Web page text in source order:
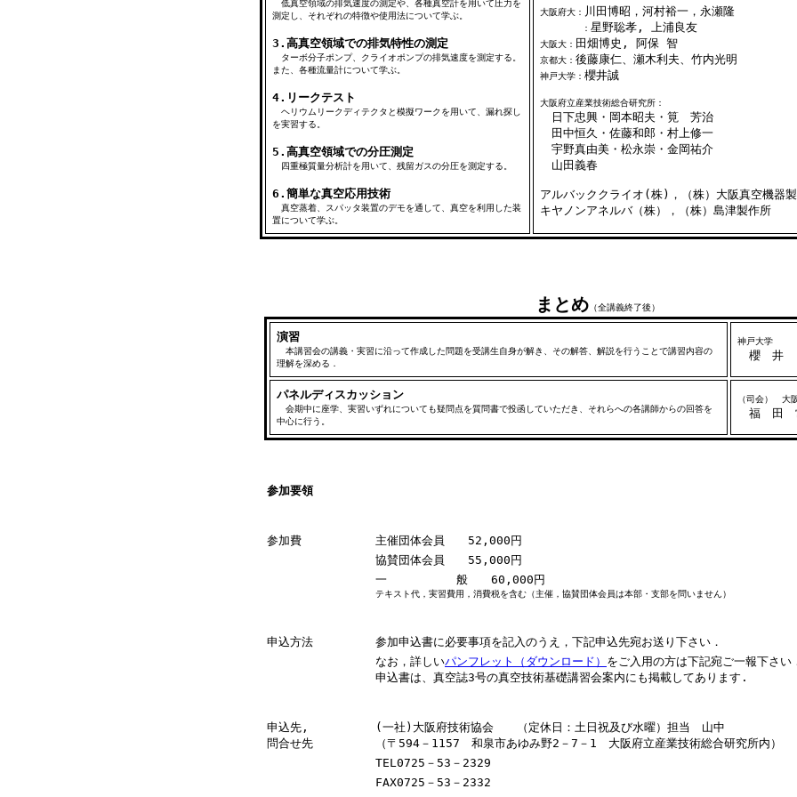
低真空領域の排気速度の測定や、各種真空計を用いて圧力を
測定し、それぞれの特徴や使用法について学ぶ。
3.高真空領域での排気特性の測定
ターボ分子ポンプ、クライオポンプの排気速度を測定する。
また、各種流量計について学ぶ。
4.リークテスト
ヘリウムリークディテクタと模擬ワークを用いて、漏れ探し
を実習する。
5.高真空領域での分圧測定
四重極質量分析計を用いて、残留ガスの分圧を測定する。
6.簡単な真空応用技術
真空蒸着、スパッタ装置のデモを通して、真空を利用した装
置について学ぶ。
大阪府大： 川田博昭，河村裕一，永瀬隆
： 星野聡孝, 上浦良友
大阪大： 田畑博史, 阿保 智
京都大： 後藤康仁、瀬木利夫、竹内光明
神戸大学： 櫻井誠
大阪府立産業技術総合研究所：
日下忠興・岡本昭夫・筧 芳治
田中恒久・佐藤和郎・村上修一
宇野真由美・松永崇・金岡祐介
山田義春
アルバッククライオ(株)，（株）大阪真空機器
キヤノンアネルバ（株），（株）島津製作所
まとめ （全講義終了後）
演習
本講習会の講義・実習に沿って作成した問題を受講生自身が解き、その解答、解説を行うことで講習内容の
理解を深める．
神戸大学
櫻
パネルディスカッション
会期中に座学、実習いずれについても疑問点を質問書で投函していただき、それらへの各講師からの回答を
中心に行う。
（司会） 大
福 田
参加要領
参加費
主催団体会員 52,000円
協賛団体会員 55,000円
一 般 60,000円
テキスト代，実習費用，消費税を含む（主催，協賛団体会員は本部・支部を問いません）
申込方法
参加申込書に必要事項を記入のうえ，下記申込先宛お送り下さい．
なお，詳しいパンフレット（ダウンロード） をご入用の方は下記宛ご一報下さい
申込書は、真空誌3号の真空技術基礎講習会案内にも掲載してあります.
申込先,
問合せ先
(一社)大阪府技術協会 （定休日：土日祝及び水曜）担当 山中
（〒594－1157 和泉市あゆみ野2－7－1 大阪府立産業技術総合研究所内）
TEL0725－53－2329
FAX0725－53－2332